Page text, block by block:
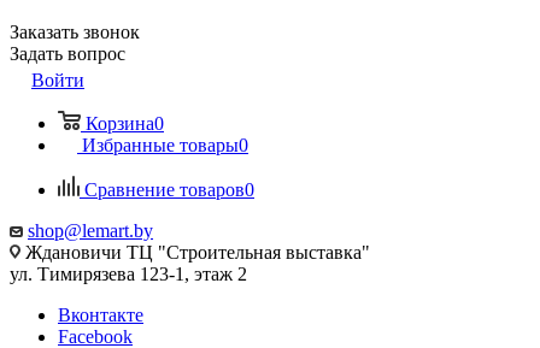
Заказать звонок
Задать вопрос
Войти
Корзина0
Избранные товары0
Сравнение товаров0
shop@lemart.by
Ждановичи ТЦ "Строительная выставка"
ул. Тимирязева 123-1, этаж 2
Вконтакте
Facebook